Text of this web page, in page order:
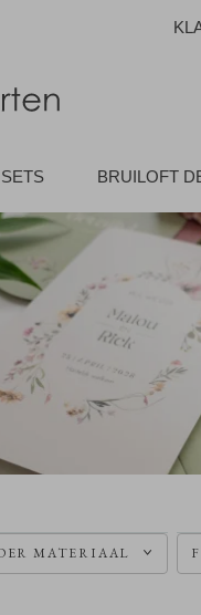
BRUILOFT
MATERIAAL